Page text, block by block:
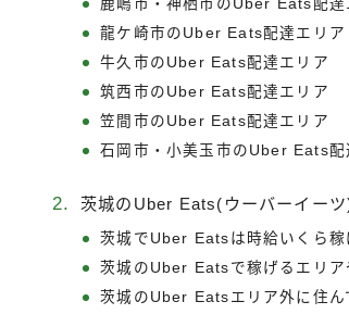
鹿嶋市・神栖市のUber Eats配達
龍ケ崎市のUber Eats配達エリア
牛久市のUber Eats配達エリア
筑西市のUber Eats配達エリア
笠間市のUber Eats配達エリア
石岡市・小美玉市のUber Eats配
茨城のUber Eats(ウーバーイー
茨城でUber Eatsは時給いくら稼
茨城のUber Eatsで稼げるエリア
茨城のUber Eatsエリア外に住ん